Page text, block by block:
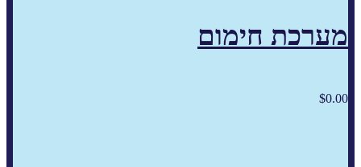
מערכת חימום
$0.00